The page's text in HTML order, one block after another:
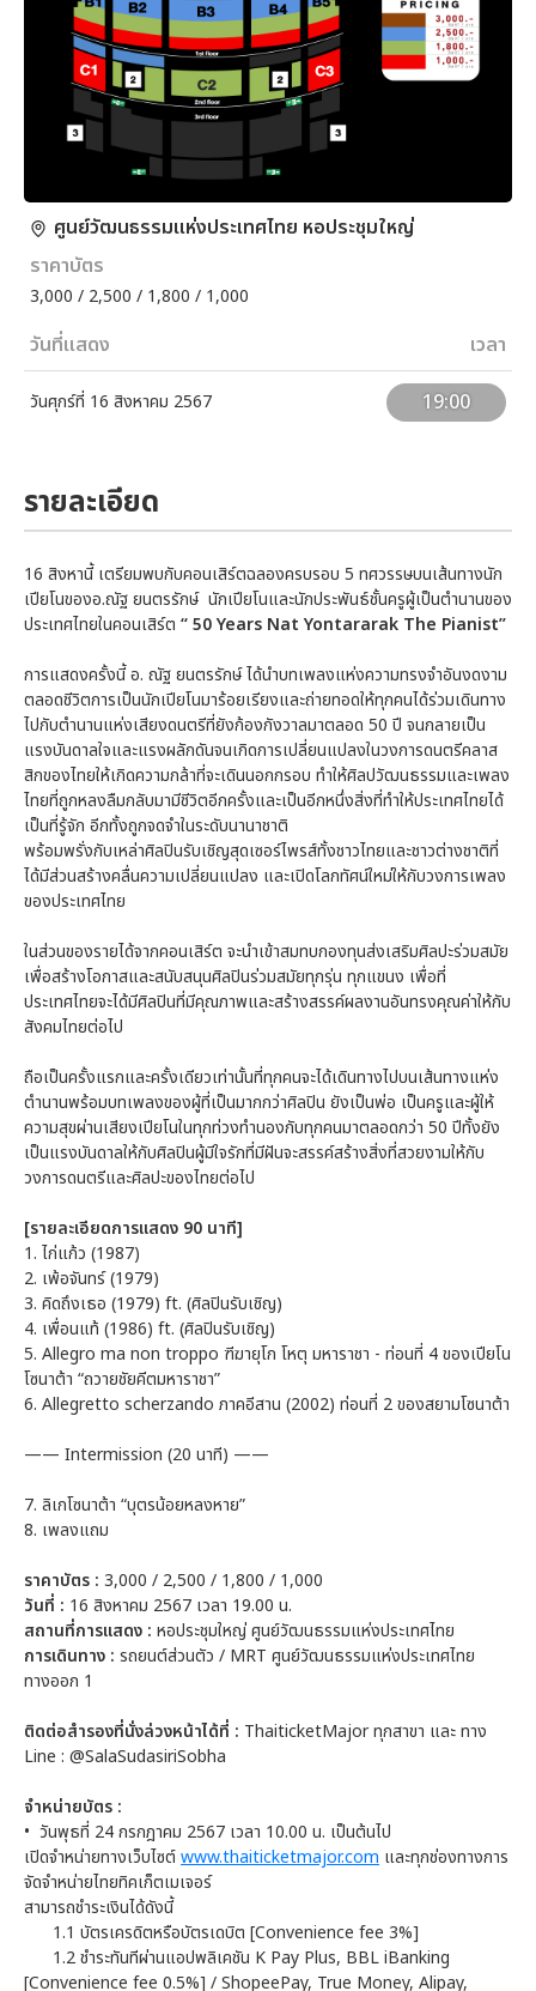
ศูนย์วัฒนธรรมแห่งประเทศไทย หอประชุมใหญ่
ราคาบัตร
3,000 / 2,500 / 1,800 / 1,000
วันที่แสดง เวลา
วันศุกร์ที่ 16 สิงหาคม 2567 19:00
รายละเอียด
16 สิงหานี้ เตรียมพบกับคอนเสิร์ตฉลองครบรอบ 5 ทศวรรษบนเส้นทางนัก
เปียโนของอ.ณัฐ ยนตรรักษ์ นักเปียโนและนักประพันธ์ชั้นครูผู้เป็นตำนานของ
ประเทศไทยในคอนเสิร์ต “ 50 Years Nat Yontararak The Pianist”
การแสดงครั้งนี้ อ. ณัฐ ยนตรรักษ์ ได้นำบทเพลงแห่งความทรงจำอันงดงาม
ตลอดชีวิตการเป็นนักเปียโนมาร้อยเรียงและถ่ายทอดให้ทุกคนได้ร่วมเดินทาง
ไปกับตำนานแห่งเสียงดนตรีที่ยังก้องกังวาลมาตลอด 50 ปี จนกลายเป็น
แรงบันดาลใจและแรงผลักดันจนเกิดการเปลี่ยนแปลงในวงการดนตรีคลาส
สิกของไทยให้เกิดความกล้าที่จะเดินนอกกรอบ ทำให้ศิลปวัฒนธรรมและเพลง
ไทยที่ถูกหลงลืมกลับมามีชีวิตอีกครั้งและเป็นอีกหนึ่งสิ่งที่ทำให้ประเทศไทยได้
เป็นที่รู้จัก อีกทั้งถูกจดจำในระดับนานาชาติ
พร้อมพรั่งกับเหล่าศิลปินรับเชิญสุดเซอร์ไพรส์ทั้งชาวไทยและชาวต่างชาติที่
ได้มีส่วนสร้างคลื่นความเปลี่ยนแปลง และเปิดโลกทัศน์ใหม่ให้กับวงการเพลง
ของประเทศไทย
ในส่วนของรายได้จากคอนเสิร์ต จะนำเข้าสมทบกองทุนส่งเสริมศิลปะร่วมสมัย
เพื่อสร้างโอกาสและสนับสนุนศิลปินร่วมสมัยทุกรุ่น ทุกแขนง เพื่อที่
ประเทศไทยจะได้มีศิลปินที่มีคุณภาพและสร้างสรรค์ผลงานอันทรงคุณค่าให้กับ
สังคมไทยต่อไป
ถือเป็นครั้งแรกและครั้งเดียวเท่านั้นที่ทุกคนจะได้เดินทางไปบนเส้นทางแห่ง
ตำนานพร้อมบทเพลงของผู้ที่เป็นมากกว่าศิลปิน ยังเป็นพ่อ เป็นครูและผู้ให้
ความสุขผ่านเสียงเปียโนในทุกท่วงทำนองกับทุกคนมาตลอดกว่า 50 ปีทั้งยัง
เป็นแรงบันดาลให้กับศิลปินผู้มีใจรักที่มีฝันจะสรรค์สร้างสิ่งที่สวยงามให้กับ
วงการดนตรีและศิลปะของไทยต่อไป
[รายละเอียดการแสดง 90 นาที]
1. ไก่แก้ว (1987)
2. เพ้อจันทร์ (1979)
3. คิดถึงเธอ (1979) ft. (ศิลปินรับเชิญ)
4. เพื่อนแท้ (1986) ft. (ศิลปินรับเชิญ)
5. Allegro ma non troppo ฑีฆายุโก โหตุ มหาราชา - ท่อนที่ 4 ของเปียโน
โซนาต้า “ถวายชัยคีตมหาราชา”
6. Allegretto scherzando ภาคอีสาน (2002) ท่อนที่ 2 ของสยามโซนาต้า
—— Intermission (20 นาที) ——
7. ลิเกโซนาต้า “บุตรน้อยหลงหาย”
8. เพลงแถม
ราคาบัตร : 3,000 / 2,500 / 1,800 / 1,000
วันที่ : 16 สิงหาคม 2567 เวลา 19.00 น.
สถานที่การแสดง : หอประชุมใหญ่ ศูนย์วัฒนธรรมแห่งประเทศไทย
การเดินทาง : รถยนต์ส่วนตัว / MRT ศูนย์วัฒนธรรมแห่งประเทศไทย
ทางออก 1
ติดต่อสำรองที่นั่งล่วงหน้าได้ที่ : ThaiticketMajor ทุกสาขา และ ทาง
Line : @SalaSudasiriSobha
จำหน่ายบัตร :
• วันพุธที่ 24 กรกฎาคม 2567 เวลา 10.00 น. เป็นต้นไป
เปิดจำหน่ายทางเว็บไซต์www.thaiticketmajor.com และทุกช่องทางการ
จัดจำหน่ายไทยทิคเก็ตเมเจอร์
สามารถชำระเงินได้ดังนี้
1.1 บัตรเครดิตหรือบัตรเดบิต [Convenience fee 3%]
1.2 ชำระทันทีผ่านแอปพลิเคชัน K Pay Plus, BBL iBanking
[Convenience fee 0.5%] / ShopeePay, True Money, Alipay,